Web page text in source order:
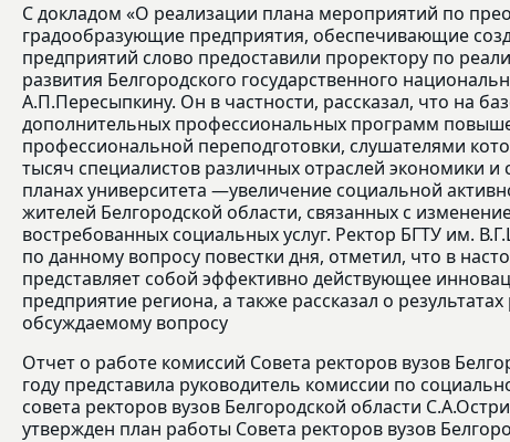
С докладом «О реализации плана мероприятий по
градообразующие предприятия, обеспечивающие
предприятий слово предоставили проректору по
развития Белгородского государственного
А.П.Пересыпкину. Он в частности, рассказал, что на
дополнительных профессиональных программ
профессиональной переподготовки, слушателями
тысяч специалистов различных отраслей экономики
планах университета —увеличение социальной
жителей Белгородской области, связанных с
востребованных социальных услуг. Ректор БГТУ им.
по данному вопросу повестки дня, отметил, что в
представляет собой эффективно действующее
предприятие региона, а также рассказал о
обсуждаемому вопросу
Отчет о работе комиссий Совета ректоров вузов
году представила руководитель комиссии по
совета ректоров вузов Белгородской области
утвержден план работы Совета ректоров вузов